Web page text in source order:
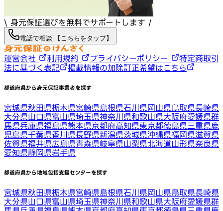
\ 身元保証選びを無料でサポートします /
電話で相談 【こちらをタップ】
運営会社 利用規約 プライバシーポリシー
特定商取引
法に基づく表記
掲載情報の加除訂正希望はこちら
都道府県から身元保証事業者を探す
宮城県秋田県栃木県宮崎県島根県石川県岡山県鳥取県長崎県
大分県山口県富山県埼玉県神奈川県和歌山県大阪府愛媛県群
馬県兵庫県福島県熊本県京都府高知県東京都徳島県三重県鹿
児島県千葉県香川県長野県新潟県茨城県沖縄県福岡県滋賀県
佐賀県福井県広島県青森県岐阜県山梨県北海道山形県奈良県
愛知県静岡県岩手県
都道府県から地域包括支援センターを探す
宮城県秋田県栃木県宮崎県島根県石川県岡山県鳥取県長崎県
大分県山口県富山県埼玉県神奈川県和歌山県大阪府愛媛県群